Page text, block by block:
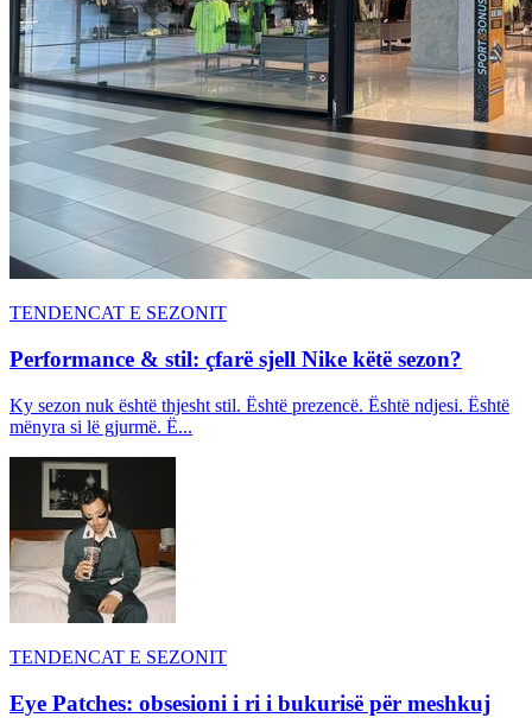
TENDENCAT E SEZONIT
Performance & stil: çfarë sjell Nike këtë sezon?
Ky sezon nuk është thjesht stil. Është prezencë. Është ndjesi. Është
mënyra si lë gjurmë. Ë...
TENDENCAT E SEZONIT
Eye Patches: obsesioni i ri i bukurisë për meshkuj